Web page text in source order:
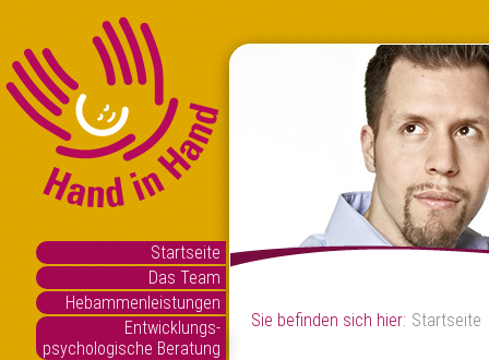
Startseite
Das Team
Hebammenleistungen
Entwicklungs-
psychologische Beratung
Sie befinden sich hier: Startseite